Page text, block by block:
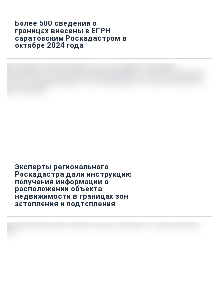
Более 500 сведений о
границах внесены в ЕГРН
саратовским Роскадастром в
октябре 2024 года
Эксперты регионального
Роскадастра дали инструкцию
получения информации о
расположении объекта
недвижимости в границах зон
затопления и подтопления